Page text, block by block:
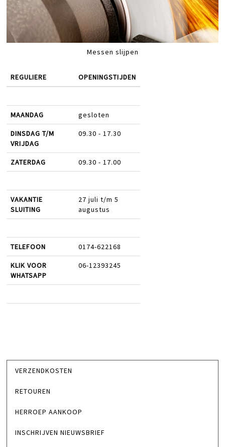
Messen slijpen
REGULIERE OPENINGSTIJDEN
MAANDAG gesloten
DINSDAG T/M
VRIJDAG
09.30 - 17.30
ZATERDAG 09.30 - 17.00
VAKANTIE
SLUITING
27 juli t/m 5
augustus
TELEFOON 0174-622168
KLIK VOOR
WHATSAPP
06-12393245
VERZENDKOSTEN
RETOUREN
HERROEP AANKOOP
INSCHRIJVEN NIEUWSBRIEF